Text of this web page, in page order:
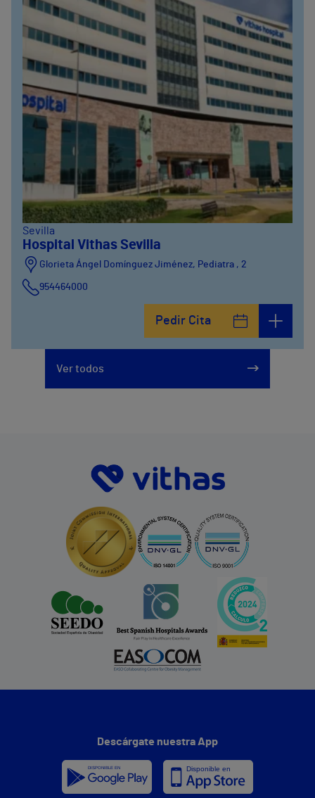
Sevilla
Hospital Vithas Sevilla
Glorieta Ángel Domínguez Jiménez, Pediatra , 2
954464000
Pedir Cita
Ver todos
Descárgate nuestra App